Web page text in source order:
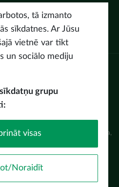
aģentūra (LIAA) Pērses iela 2, Rīga,
Lietošanas noteikumi
tā izmanto
sīkdatnes. Ar Jūsu
vietnē var tikt
un sociālo mediju
grupu
visas
Noraidīt